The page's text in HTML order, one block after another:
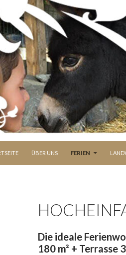
ÜBER UNS FERIEN
Die ideale
180 m² + Terrasse